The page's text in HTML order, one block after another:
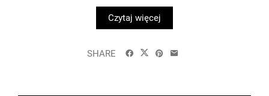
Czytaj więcej
SHARE